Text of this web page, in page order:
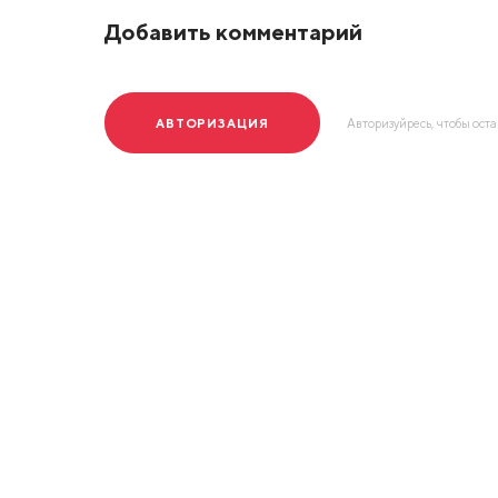
Добавить комментарий
АВТОРИЗАЦИЯ Авторизуйресь, чтобы